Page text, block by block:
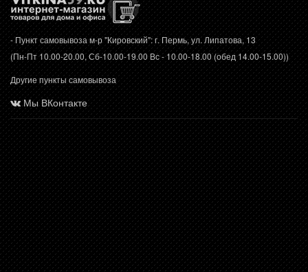
- Пункт самовывоза м-р "Кировский": г. Пермь, ул. Липатова, 13
(Пн-Пт 10.00-20.00, Сб-10.00-19.00 Вс - 10.00-18.00 (обед 14.00-15.00))
Другие пункты самовывоза
Мы ВКонтакте